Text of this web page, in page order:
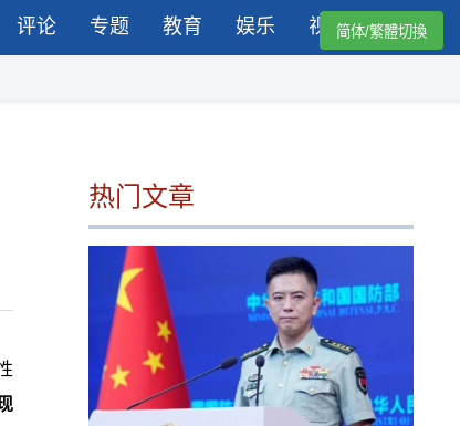
评论 专题 教育 娱乐 视频简体/繁體切換
热门文章